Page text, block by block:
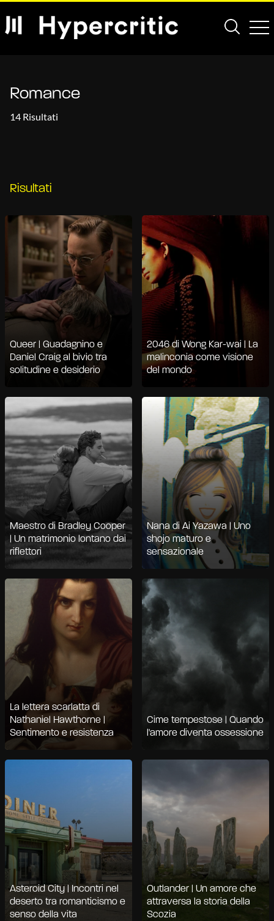
Romance
14 Risultati
Risultati
Queer | Guadagnino e
Daniel Craig al bivio tra
solitudine e desiderio
2046 di Wong Kar-wai | La
malinconia come visione
del mondo
Maestro di Bradley Cooper
| Un matrimonio lontano dai
riflettori
Nana di Ai Yazawa | Uno
shojo maturo e
sensazionale
La lettera scarlatta di
Nathaniel Hawthorne |
Sentimento e resistenza
Cime tempestose | Quando
l'amore diventa ossessione
Asteroid City | Incontri nel
deserto tra romanticismo e
senso della vita
Outlander | Un amore che
attraversa la storia della
Scozia